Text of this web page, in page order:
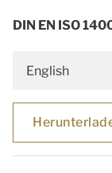
DIN EN ISO
English